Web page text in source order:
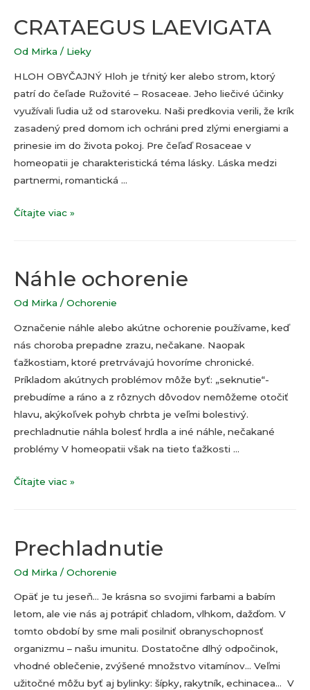
CRATAEGUS LAEVIGATA
Od Mirka / Lieky
HLOH OBYČAJNÝ Hloh je tŕnitý ker alebo strom, ktorý
patrí do čeľade Ružovité – Rosaceae. Jeho liečivé účinky
využívali ľudia už od staroveku. Naši predkovia verili, že krík
zasadený pred domom ich ochráni pred zlými energiami a
prinesie im do života pokoj. Pre čeľaď Rosaceae v
homeopatii je charakteristická téma lásky. Láska medzi
partnermi, romantická …
CRATAEGUS
Čítajte viac »
Náhle ochorenie
Od Mirka / Ochorenie
Označenie náhle alebo akútne ochorenie používame, keď
nás choroba prepadne zrazu, nečakane. Naopak
ťažkostiam, ktoré pretrvávajú hovoríme chronické.
Príkladom akútnych problémov môže byť: „seknutie“-
prebudíme a ráno a z rôznych dôvodov nemôžeme otočiť
hlavu, akýkoľvek pohyb chrbta je veľmi bolestivý.
prechladnutie náhla bolesť hrdla a iné náhle, nečakané
problémy V homeopatii však na tieto ťažkosti …
Náhle
Čítajte viac »
Prechladnutie
Od Mirka /Ochorenie
Opäť je tu jeseň… Je krásna so svojimi farbami a babím
letom, ale vie nás aj potrápiť chladom, vlhkom, dažďom. V
tomto období by sme mali posilniť obranyschopnosť
organizmu – našu imunitu. Dostatočne dlhý odpočinok,
vhodné oblečenie, zvýšené množstvo vitamínov… Veľmi
užitočné môžu byť aj bylinky: šípky, rakytník, echinacea… V